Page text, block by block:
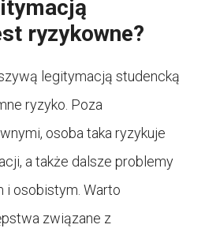
ryzykowne?
legitymacją studencką
ryzyko. Poza
osoba taka ryzykuje
a także dalsze problemy
osobistym. Warto
związane z